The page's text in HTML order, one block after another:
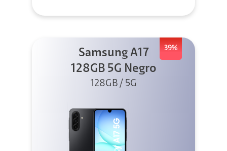
39%
Samsung A17
128GB 5G Negro
128GB / 5G